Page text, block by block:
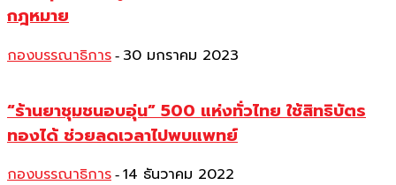
กฎหมาย
กองบรรณาธิการ - 30 มกราคม 2023
“ร้านยาชุมชนอบอุ่น” 500 แห่งทั่วไทย ใช้สิทธิบัตร
ทองได้ ช่วยลดเวลาไปพบแพทย์
กองบรรณาธิการ - 14 ธันวาคม 2022